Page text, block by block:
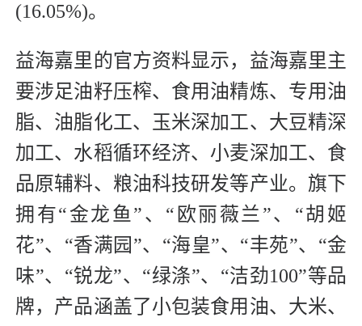
(16.05%)。
益海嘉里的官方资料显示，益海嘉里主
要涉足油籽压榨、食用油精炼、专用油
脂、油脂化工、玉米深加工、大豆精深
加工、水稻循环经济、小麦深加工、食
品原辅料、粮油科技研发等产业。旗下
拥有“金龙鱼”、“欧丽薇兰”、“胡姬
花”、“香满园”、“海皇”、“丰苑”、“金
味”、“锐龙”、“绿涤”、“洁劲100”等品
牌，产品涵盖了小包装食用油、大米、